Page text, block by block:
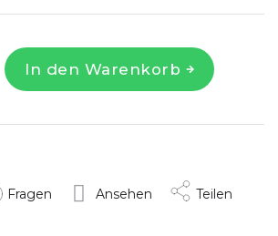
In den Warenkorb
Fragen Ansehen Teilen